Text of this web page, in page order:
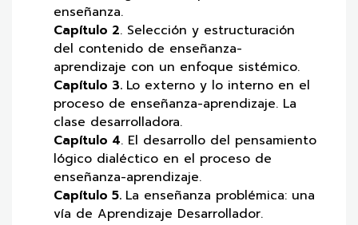
enseñanza.
Capítulo 2. Selección y estructuración
del contenido de enseñanza-
aprendizaje con un enfoque sistémico.
Capítulo 3. Lo externo y lo interno en el
proceso de enseñanza-aprendizaje. La
clase desarrolladora.
Capítulo 4. El desarrollo del pensamiento
lógico dialéctico en el proceso de
enseñanza-aprendizaje.
Capítulo 5. La enseñanza problémica: una
vía de Aprendizaje Desarrollador.